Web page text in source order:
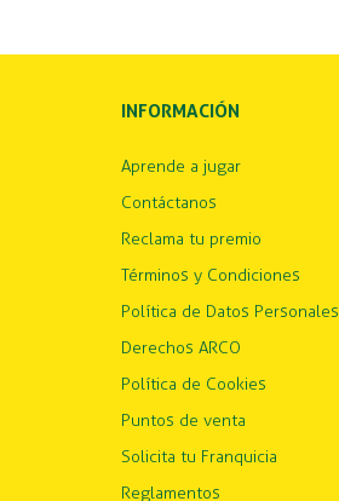
INFORMACIÓN
Aprende a jugar
Contáctanos
Reclama tu premio
Términos y Condiciones
Política de Datos Personales
Derechos ARCO
Política de Cookies
Puntos de venta
Solicita tu Franquicia
Reglamentos